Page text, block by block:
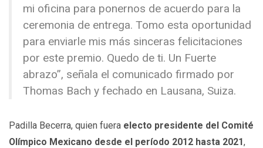
mi oficina para ponernos de acuerdo para la
ceremonia de entrega. Tomo esta oportunidad
para enviarle mis más sinceras felicitaciones
por este premio. Quedo de ti. Un Fuerte
abrazo”, señala el comunicado firmado por
Thomas Bach y fechado en Lausana, Suiza.
Padilla Becerra, quien fuera electo presidente del Comité
Olímpico Mexicano desde el período 2012 hasta 2021,